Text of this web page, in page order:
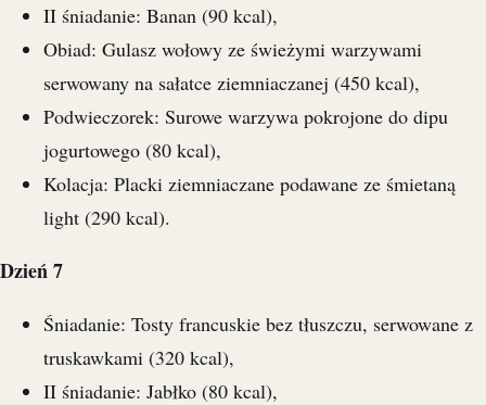
II śniadanie: Banan (90 kcal),
Obiad: Gulasz wołowy ze świeżymi warzywami
serwowany na sałatce ziemniaczanej (450 kcal),
Podwieczorek: Surowe warzywa pokrojone do dipu
jogurtowego (80 kcal),
Kolacja: Placki ziemniaczane podawane ze śmietaną
light (290 kcal).
Dzień 7
Śniadanie: Tosty francuskie bez tłuszczu, serwowane z
truskawkami (320 kcal),
II śniadanie: Jabłko (80 kcal),